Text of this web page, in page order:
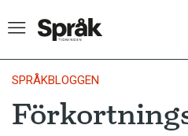
Hem
SPRÅKBLOGGEN